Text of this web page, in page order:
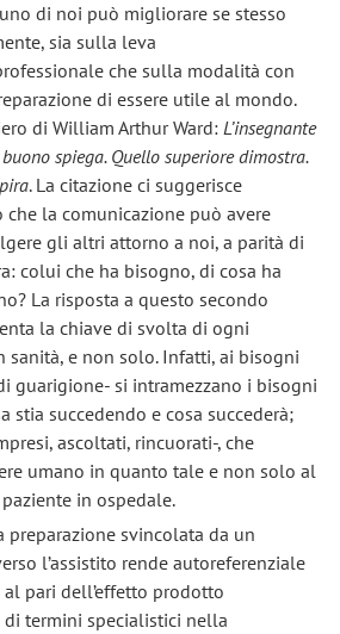
di noi può migliorare se stesso
sia sulla leva
che sulla modalità con
di essere utile al mondo.
di William Arthur Ward:L’insegnante
spiega. Quello superiore dimostra.
. La citazione ci suggerisce
che la comunicazione può avere
gli altri attorno a noi, a parità di
colui che ha bisogno, di cosa ha
La risposta a questo secondo
la chiave di svolta di ogni
sanità, e non solo. Infatti, ai bisogni
guarigione- si intramezzano i bisogni
stia succedendo e cosa succederà;
ascoltati, rincuorati-, che
umano in quanto tale e non solo al
in ospedale.
preparazione svincolata da un
l’assistito rende autoreferenziale
pari dell’effetto prodotto
termini specialistici nella